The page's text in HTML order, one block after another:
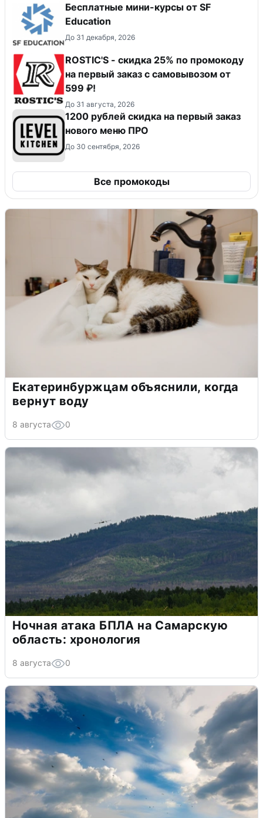
Бесплатные мини-курсы от SF
Education
До 31 декабря, 2026
ROSTIC'S - скидка 25% по промокоду
на первый заказ с самовывозом от
599 ₽!
До 31 августа, 2026
​1200 рублей скидка на первый заказ
нового меню ПРО
До 30 сентября, 2026
Все промокоды
Екатеринбуржцам объяснили, когда
вернут воду
8 августа 0
Ночная атака БПЛА на Самарскую
область: хронология
8 августа 0